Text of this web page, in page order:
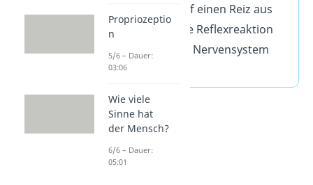
Organismus auf einen Reiz aus
der Umwelt. Die Reflexreaktion
wird dabei vom Nervensystem
gesteuert.
Propriozeptio
n
5/6 – Dauer:
03:06
Wie viele
Sinne hat
der Mensch?
6/6 – Dauer:
05:01